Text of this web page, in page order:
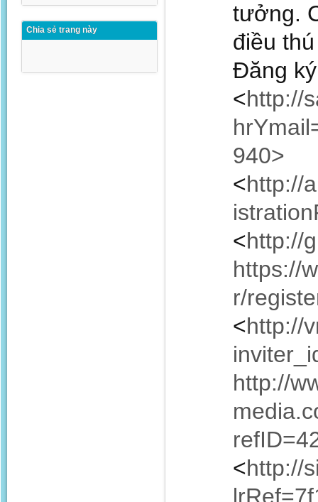
Chia sẻ trang này
tưởng.
điều
Đăng
<http://
940>
<http://
<http://
https://
r/
<http://
http://
<http://